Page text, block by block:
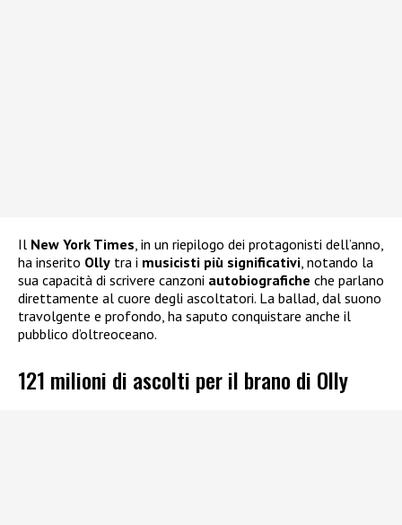
Il New York Times, in un riepilogo dei protagonisti dell’anno,
ha inserito Olly tra i musicisti più significativi, notando la
sua capacità di scrivere canzoni autobiografiche che parlano
direttamente al cuore degli ascoltatori. La ballad, dal suono
travolgente e profondo, ha saputo conquistare anche il
pubblico d’oltreoceano.
121 milioni di ascolti per il brano di Olly